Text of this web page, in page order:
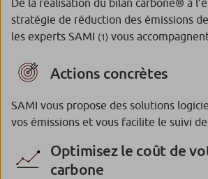
De la réalisation du bilan carbone® à
stratégie de réduction des émissions
les experts SAMI (1) vous
Actions concrètes
SAMI vous propose des solutions
vos émissions et vous facilite le suivi de
Optimisez le coût de
carbone